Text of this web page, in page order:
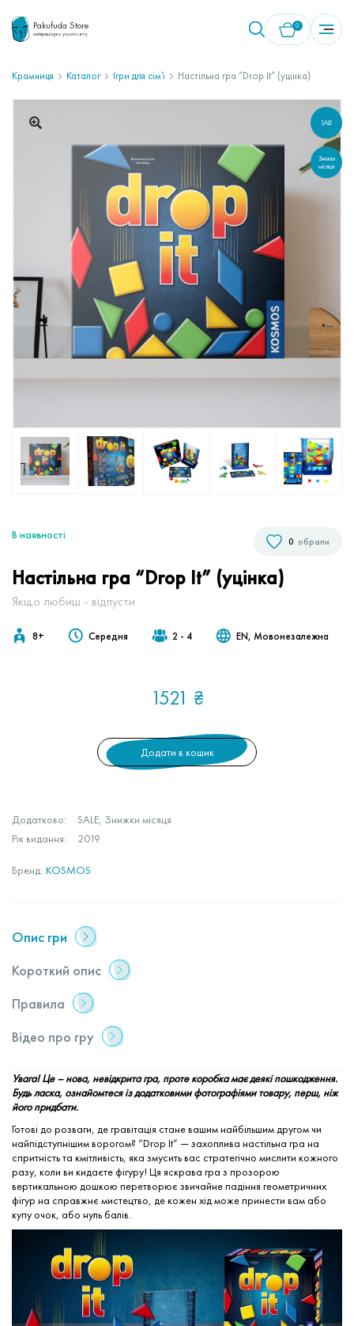
Pakufuda Store
найкращі ігри з усього світу
0
У кошику немає товарів.
Крамниця Каталог Ігри для сім’ї Настільна гра “Drop It” (уцінка)
SALE
Знижки
місяця
В наявностi обрали
0
Настільна гра “Drop It” (уцінка)
Якщо любиш - відпусти
8+ Середня 2 - 4 EN, Мовонезалежна
1521 ₴
Додати в кошик
Рік видання: 2019
Додатково: SALE, Знижки місяця
Бренд: KOSMOS
Опис гри
Короткий опис
Правила
Відео про гру
Увага! Це – нова, невідкрита гра, проте коробка має деякі пошкодження.
Будь ласка, ознайомтеся із додатковими фотографіями товару, перш, ніж
його придбати.
Готові до розваги, де гравітація стане вашим найбільшим другом чи
найпідступнішим ворогом? “Drop It” — захоплива настільна гра на
спритність та кмітливість, яка змусить вас стратегічно мислити кожного
разу, коли ви кидаєте фігуру! Ця яскрава гра з прозорою
вертикальною дошкою перетворює звичайне падіння геометричних
фігур на справжнє мистецтво, де кожен хід може принести вам або
купу очок, або нуль балів.